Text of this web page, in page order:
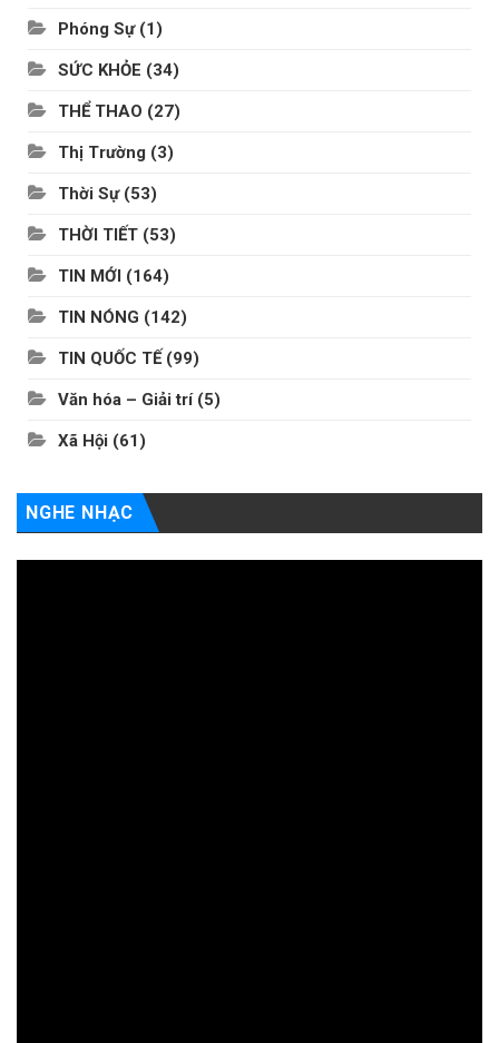
Phóng Sự(1)
SỨC KHỎE (34)
THỂ THAO (27)
Thị Trường (3)
Thời Sự(53)
THỜI TIẾT (53)
TIN MỚI (164)
TIN NÓNG (142)
TIN QUỐC TẾ (99)
Văn hóa – Giải trí(5)
Xã Hội (61)
NGHE NHẠC